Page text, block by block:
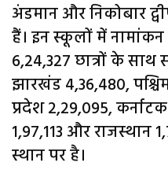
अंडमान और निकोबार
हैं। इन स्कूलों में
6,24,327 छात्रों के
झारखंड 4,36,480,
प्रदेश 2,29,095,
1,97,113 और राजस्थान
स्थान पर है।